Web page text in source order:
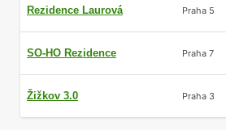
Rezidence Laurová Praha 5
SO-HO Rezidence Praha 7
Žižkov 3.0 Praha 3